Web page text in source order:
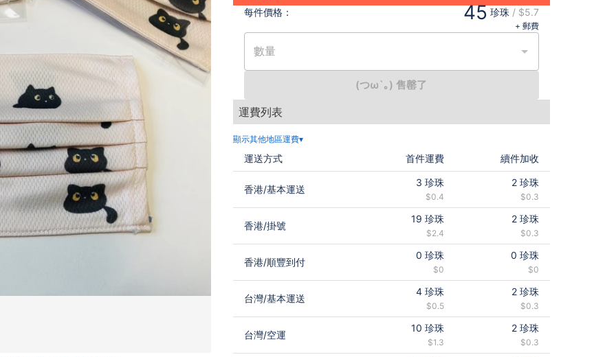
每件價格： 45 珍珠 / $5.7
+ 郵費
數量
(つω`｡) 售罄了
運費列表
顯示其他地區運費▾
運送方式 首件運費 續件加收
香港/基本運送
3 珍珠
$0.4
2珍珠
$0.3
香港/掛號
19 珍珠
$2.4
2珍珠
$0.3
香港/順豐到付
0 珍珠
$0
0 珍珠
$0
台灣/基本運送
4珍珠
$0.5
2珍珠
$0.3
台灣/空運
10 珍珠
$1.3
2珍珠
$0.3